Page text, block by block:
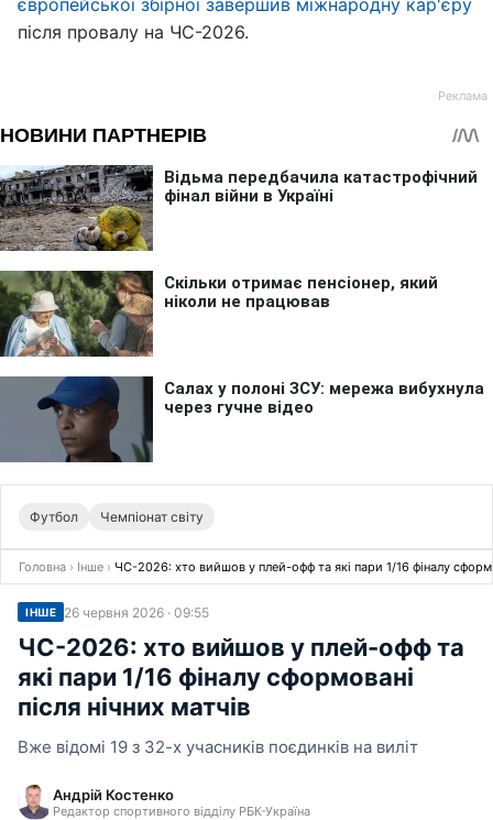
європейської збірної завершив міжнародну кар'єру
після провалу на ЧС-2026.
Футбол Чемпіонат світу
Головна › Інше › ЧС-2026: хто вийшов у плей-офф та які пари 1/16 фіналу
ІНШЕ 26 червня 2026 · 09:55
ЧС-2026: хто вийшов у плей-офф та
які пари 1/16 фіналу сформовані
після нічних матчів
Вже відомі 19 з 32-х учасників поєдинків на виліт
Андрій Костенко
Редактор спортивного відділу РБК-Україна